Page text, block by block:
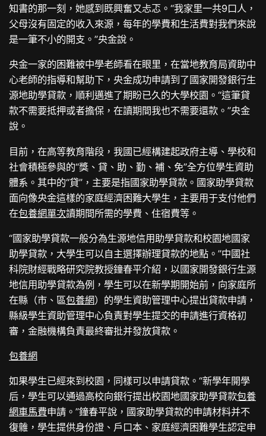
知書的那一刻，她感到既興奮又忐忑。“我家里一共9口人，
父母沒有固定的收入來源，每年的學費和生活費對我們來說
是一筆不小的開支。”央金說。
央金一家的困難被中學老師看在眼里，在當地教育局資助中
心老師的指導和幫助下，央金成功申請到了國家開發銀行生
源地助學貸款，順利邁進了期盼已久的大學校園。“這筆貸
款不需要抵押或者擔保，在讀期間我也不需要還款。”央金
說。
目前，在高等教育階段，我國已經構建起政府主導、學校和
社會積極參與的“獎、貸、助、勤、補、免”全方位學生資助
體系。其中的“貸”，主要是指國家助學貸款。國家助學貸款
面向像央金這樣的家庭經濟困難大學生，主要用于支付他們
在包養網單次讀期間所需的學費、住宿費等。
“國家助學貸款一般分為生源地信用助學貸款和校園地國家
助學貸款，大學生可以自主選擇辦理貸款的地點。”中國社
科院財經戰略研究院教授鐘春平介紹，以國家開發銀行生源
地信用助學貸款為例，學生可以在新學期開始前，向家庭所
在縣（市、區包養網）的學生資助管理中心提出貸款申請，
縣級學生資助管理中心負責對學生提交的申請進行資格初
審，金融機構負責最終審批并發放貸款。
包養網
如果學生已經來到校園，同樣可以申請貸款。“新學年開學
后，學生可以通過高校向銀行提出校園地國家助學貸款包養
網車馬費申請。”鐘春平說，國家助學貸款的申請材料并不
復雜，學生提供身份證、戶口本、家庭經濟困難學生認定申